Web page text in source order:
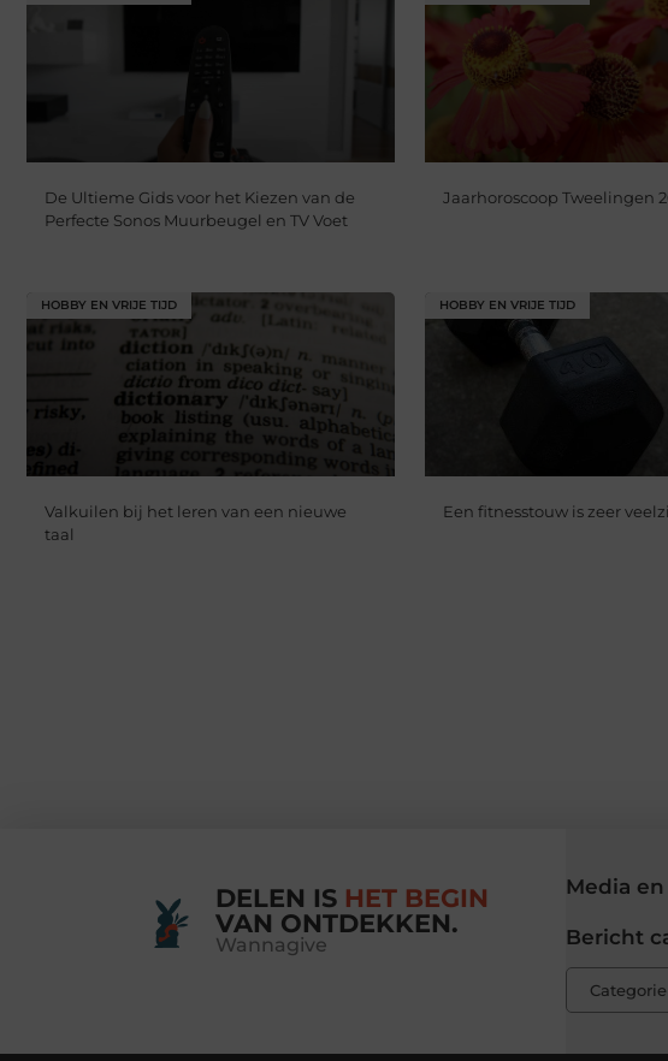
De Ultieme Gids voor het Kiezen van de
Perfecte Sonos Muurbeugel en TV Voet
Jaarhoroscoop Tweelingen
HOBBY EN VRIJE TIJD
Valkuilen bij het leren van een nieuwe
taal
HOBBY EN VRIJE TIJD
Een fitnesstouw is zeer
DELEN IS HET BEGIN
VAN ONTDEKKEN.
Wannagive
Media
Bericht